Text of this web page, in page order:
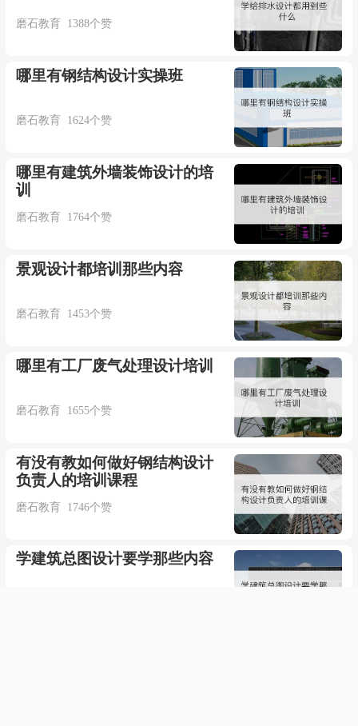
磨石教育 1388个赞
哪里有钢结构设计实操班
磨石教育 1624个赞
哪里有建筑外墙装饰设计的培
训
磨石教育 1764个赞
景观设计都培训那些内容
磨石教育 1453个赞
哪里有工厂废气处理设计培训
磨石教育 1655个赞
有没有教如何做好钢结构设计
负责人的培训课程
磨石教育 1746个赞
学建筑总图设计要学那些内容